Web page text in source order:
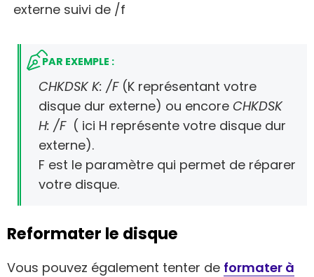
externe suivi de /f
PAR EXEMPLE :
CHKDSK K: /F(K représentant votre
disque dur externe) ou encore CHKDSK
H: /F( ici H représente votre disque dur
externe).
F est le paramètre qui permet de réparer
votre disque.
Reformater le disque
Vous pouvez également tenter de formater à